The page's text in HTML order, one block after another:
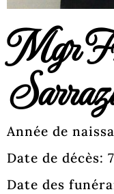
Mgr
Année de
Date de décès:
Date des